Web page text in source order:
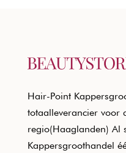
Hair-Point
totaalleverancier voor
regio(Haaglanden) Al
Kappersgroothandel